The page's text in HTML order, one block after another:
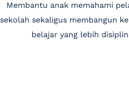
Membantu anak memahami
sekolah sekaligus membangun
belajar yang lebih disiplin